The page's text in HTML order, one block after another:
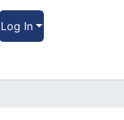
Log In